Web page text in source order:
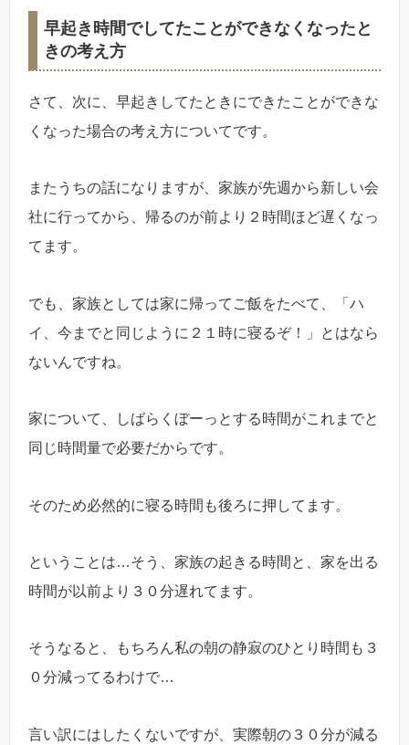
早起き時間でしてたことができなくなったと
きの考え方
さて、次に、早起きしてたときにできたことができな
くなった場合の考え方についてです。
またうちの話になりますが、家族が先週から新しい会
社に行ってから、帰るのが前より２時間ほど遅くなっ
てます。
でも、家族としては家に帰ってご飯をたべて、「ハ
イ、今までと同じように２１時に寝るぞ！」とはなら
ないんですね。
家について、しばらくぼーっとする時間がこれまでと
同じ時間量で必要だからです。
そのため必然的に寝る時間も後ろに押してます。
ということは…そう、家族の起きる時間と、家を出る
時間が以前より３０分遅れてます。
そうなると、もちろん私の朝の静寂のひとり時間も３
０分減ってるわけで…
言い訳にはしたくないですが、実際朝の３０分が減る